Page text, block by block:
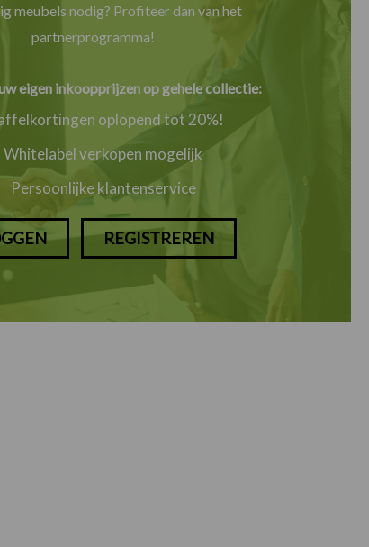
meubels nodig? Profiteer dan van het
partnerprogramma!
eigen inkoopprijzen op gehele collectie:
oplopend tot 20%!
Whitelabel verkopen mogelijk
Persoonlijke klantenservice
REGISTREREN